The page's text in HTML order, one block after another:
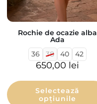
Rochie de ocazie alba
Ada
36
38 40 42
650,00 lei
Selectează
opțiunile